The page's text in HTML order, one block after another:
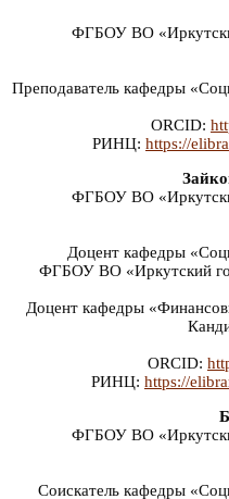
ФГБОУ ВО
Преподаватель кафедры
ORCID:
РИНЦ: https://
ФГБОУ ВО
Доцент кафедры
ФГБОУ ВО «Иркутский
Доцент кафедры
ORCID:
РИНЦ: https://
ФГБОУ ВО
Соискатель кафедры